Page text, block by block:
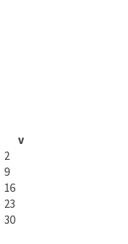
v
2
9
16
23
30